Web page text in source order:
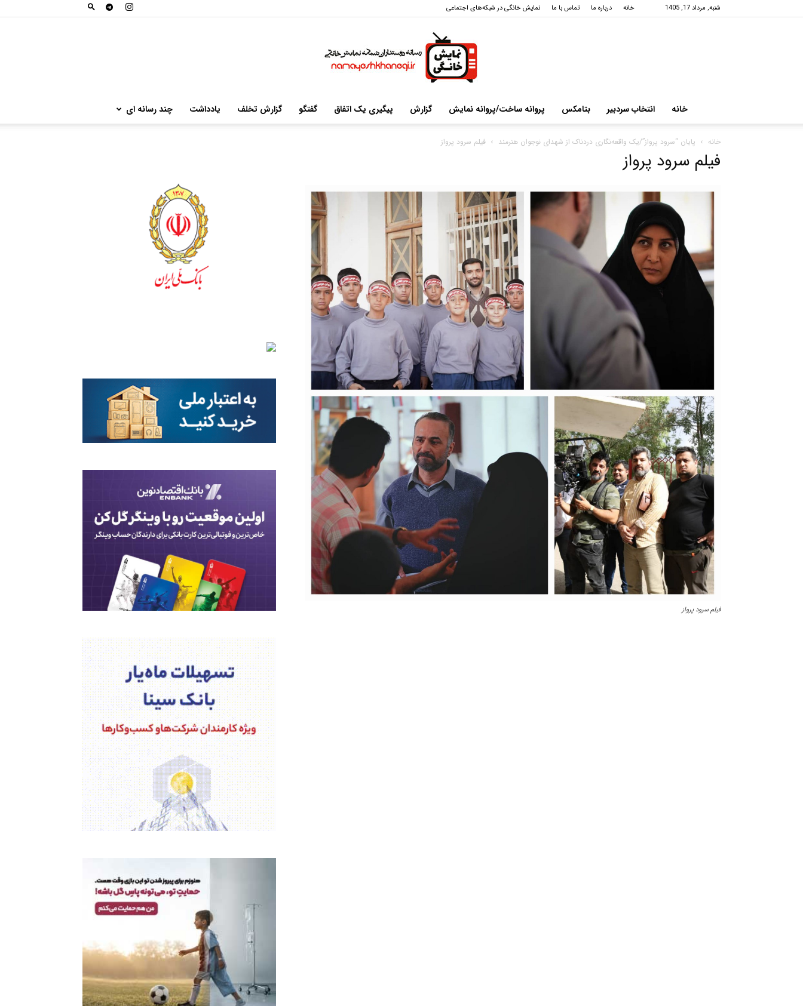
شنبه, مرداد 17, 1405 خانه درباره ما تماس با ما نمایش خانگی در شبکه‌های اجتماعی
خبری-
تحلیلی
نمایش
خانگی
خانه انتخاب سردبیر بتامکس پروانه ساخت/پروانه نمایش گزارش پیگیری یک اتفاق گفتگو گزارش تخلف یادداشت چند رسانه ای
خانه پایان “سرود پرواز”/یک واقعه‌نگاری دردناک از شهدای نوجوان هنرمند فیلم سرود پرواز
فیلم سرود پرواز
فیلم سرود پرواز